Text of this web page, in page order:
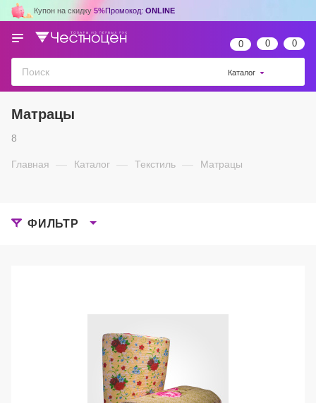
Купон на скидку 5%Промокод: ONLINE
0 0 0
Каталог
Матрацы
8
Главная — Каталог — Текстиль — Матрацы
ФИЛЬТР